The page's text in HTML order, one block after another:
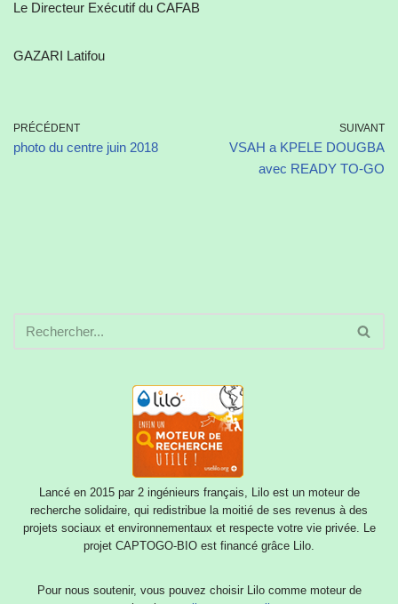
Le Directeur Exécutif du CAFAB
GAZARI Latifou
PRÉCÉDENT
photo du centre juin 2018
SUIVANT
VSAH a KPELE DOUGBA
avec READY TO-GO
Lancé en 2015 par 2 ingénieurs français, Lilo est un moteur de
recherche solidaire, qui redistribue la moitié de ses revenus à des
projets sociaux et environnementaux et respecte votre vie privée. Le
projet CAPTOGO-BIO est financé grâce Lilo.
Pour nous soutenir, vous pouvez choisir Lilo comme moteur de